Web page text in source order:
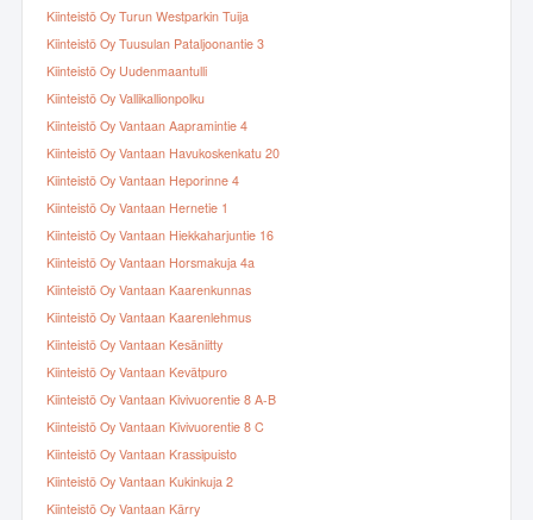
Kiinteistö Oy Turun Westparkin Tuija
Kiinteistö Oy Tuusulan Pataljoonantie 3
Kiinteistö Oy Uudenmaantulli
Kiinteistö Oy Vallikallionpolku
Kiinteistö Oy Vantaan Aapramintie 4
Kiinteistö Oy Vantaan Havukoskenkatu 20
Kiinteistö Oy Vantaan Heporinne 4
Kiinteistö Oy Vantaan Hernetie 1
Kiinteistö Oy Vantaan Hiekkaharjuntie 16
Kiinteistö Oy Vantaan Horsmakuja 4a
Kiinteistö Oy Vantaan Kaarenkunnas
Kiinteistö Oy Vantaan Kaarenlehmus
Kiinteistö Oy Vantaan Kesäniitty
Kiinteistö Oy Vantaan Kevätpuro
Kiinteistö Oy Vantaan Kivivuorentie 8 A-B
Kiinteistö Oy Vantaan Kivivuorentie 8 C
Kiinteistö Oy Vantaan Krassipuisto
Kiinteistö Oy Vantaan Kukinkuja 2
Kiinteistö Oy Vantaan Kärry